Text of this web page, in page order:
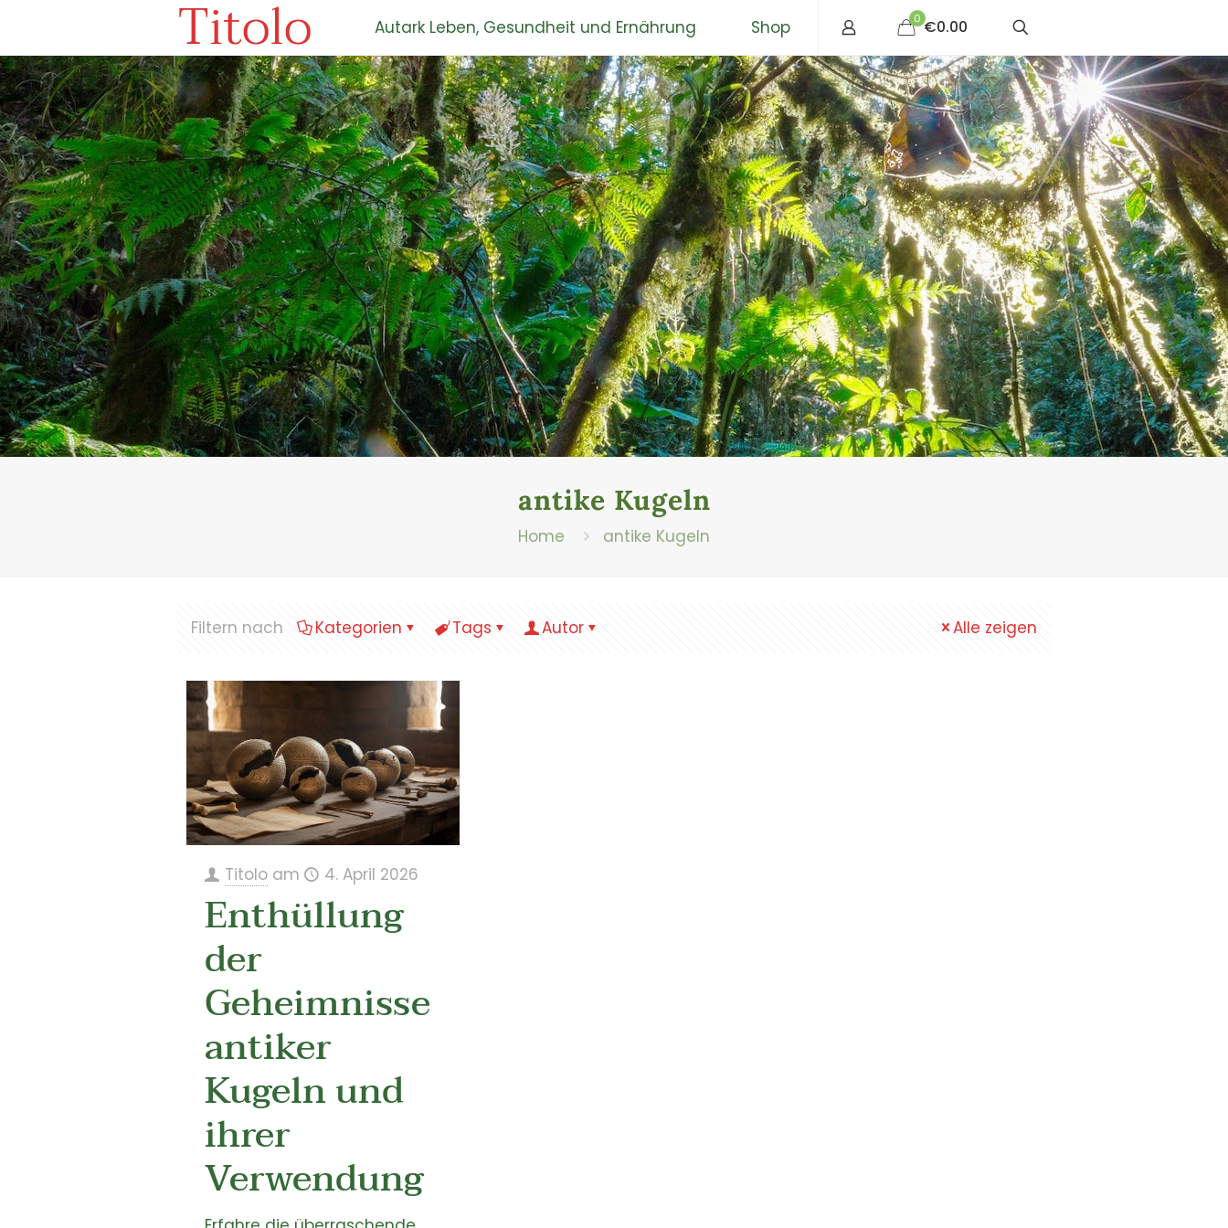
Titolo Autark Leben, Gesundheit und Ernährung Shop 0 €0.00
antike Kugeln
Home antike Kugeln
Filtern nach Kategorien Tags Autor Alle zeigen
Titolo am 4. April 2026
Enthüllung
der
Geheimnisse
antiker
Kugeln und
ihrer
Verwendung